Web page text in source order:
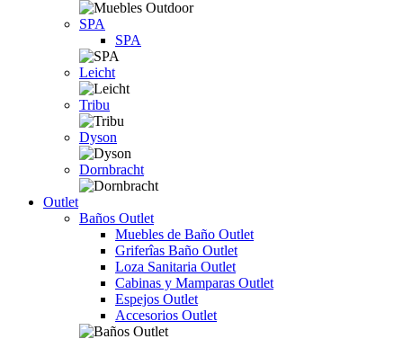
SPA
SPA
Leicht
Tribu
Dyson
Dornbracht
Outlet
Baños Outlet
Muebles de Baño Outlet
Griferîas Baño Outlet
Loza Sanitaria Outlet
Cabinas y Mamparas Outlet
Espejos Outlet
Accesorios Outlet